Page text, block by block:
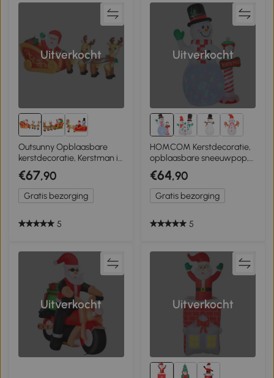
Uitverkocht
Outsunny Opblaasbare
kerstdecoratie, Kerstman in
rendierslee, polyester
€67,90
Gratis bezorging
5
Uitverkocht
HOMCOM Kerstdecoratie,
opblaasbare sneeuwpop,
2,4 m, LED-verlichting,
Ventilator, Wit
€64,90
Gratis bezorging
5
Uitverkocht Uitverkocht